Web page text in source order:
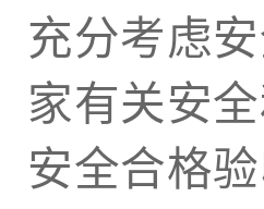
充分考虑
家有关安
安全合格